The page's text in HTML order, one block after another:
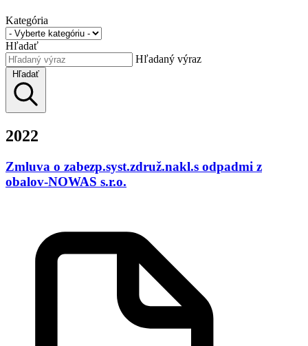
Kategória
Hľadať
Hľadaný výraz
Hľadať
2022
Zmluva o zabezp.syst.združ.nakl.s odpadmi z
obalov-NOWAS s.r.o.